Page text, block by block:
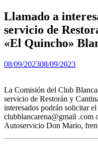
Llamado a
servicio de
«El Quincho»
08/09/202308/09/2023
La Comisión del Club
servicio de Restorán y
interesados podrán solicitar
clubblancarena@gmail .com
Autoservicio Don Mario,